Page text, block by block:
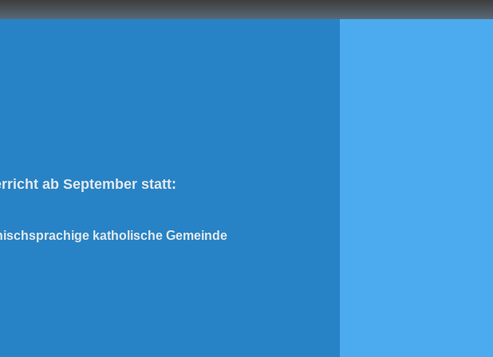
ab September statt:
katholische Gemeinde